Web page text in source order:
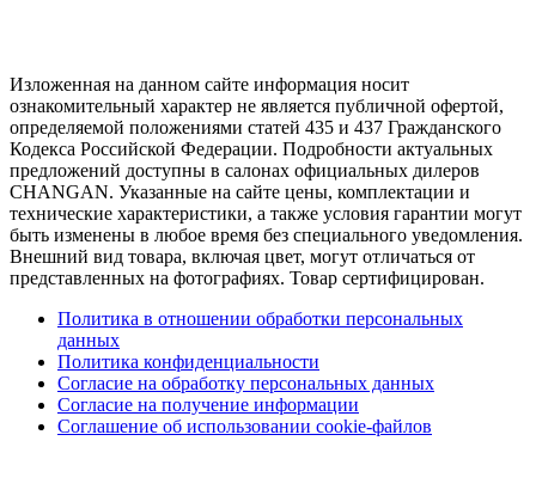
Изложенная на данном сайте информация носит
ознакомительный характер не является публичной офертой,
определяемой положениями статей 435 и 437 Гражданского
Кодекса Российской Федерации. Подробности актуальных
предложений доступны в салонах официальных дилеров
CHANGAN. Указанные на сайте цены, комплектации и
технические характеристики, а также условия гарантии могут
быть изменены в любое время без специального уведомления.
Внешний вид товара, включая цвет, могут отличаться от
представленных на фотографиях. Товар сертифицирован.
Политика в отношении обработки персональных
данных
Политика конфиденциальности
Согласие на обработку персональных данных
Согласие на получение информации
Соглашение об использовании cookie-файлов